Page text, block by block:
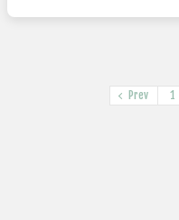
Prev 1